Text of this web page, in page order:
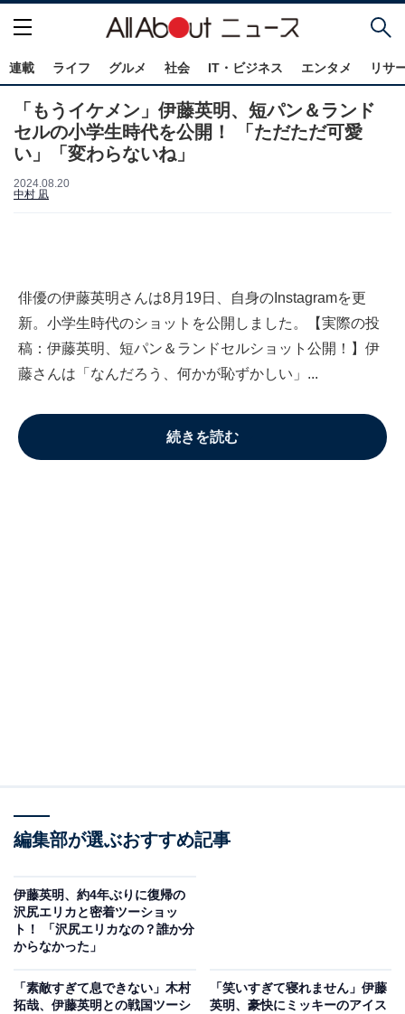
連載 ライフ グルメ 社会 IT・ビジネス エンタメ リサ
「もうイケメン」伊藤英明、短パン＆ランド
セルの小学生時代を公開！ 「ただただ可愛
い」「変わらないね」
2024.08.20
中村 凪
俳優の伊藤英明さんは8月19日、自身のInstagramを更
新。小学生時代のショットを公開しました。【実際の投
稿：伊藤英明、短パン＆ランドセルショット公開！】伊
藤さんは「なんだろう、何かが恥ずかしい」...
続きを読む
編集部が選ぶおすすめ記事
伊藤英明、約4年ぶりに復帰の
沢尻エリカと密着ツーショッ
ト！ 「沢尻エリカなの？誰か分
からなかった」
「素敵すぎて息できない」木村
拓哉、伊藤英明との戦国ツーシ
「笑いすぎて寝れません」伊藤
英明、豪快にミッキーのアイス